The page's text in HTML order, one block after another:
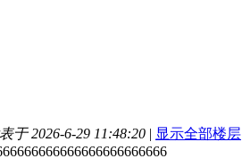
于 2026-6-29 11:48:20 | 显示全部楼层